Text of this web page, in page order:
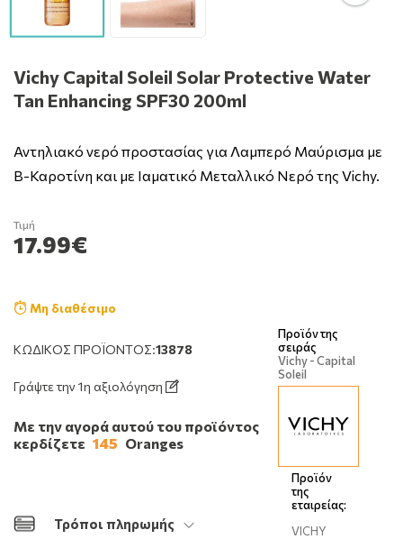
Vichy Capital Soleil Solar Protective Water
Tan Enhancing SPF30 200ml
Αντηλιακό νερό προστασίας για Λαμπερό Μαύρισμα με
Β-Καροτίνη και με Ιαματικό Μεταλλικό Νερό της Vichy.
ΚΩΔΙΚΌΣ ΠΡΟΪΌΝΤΟΣ:13878
Γράψτε την 1η αξιολόγηση
Μη διαθέσιμο
Τιμή
17.99€
Με την αγορά αυτού του προϊόντος
κερδίζετε 145 Oranges
Τρόποι πληρωμής
Προϊόν της
σειράς
Vichy - Capital
Soleil
Προϊόν
της
εταιρείας:
VICHY